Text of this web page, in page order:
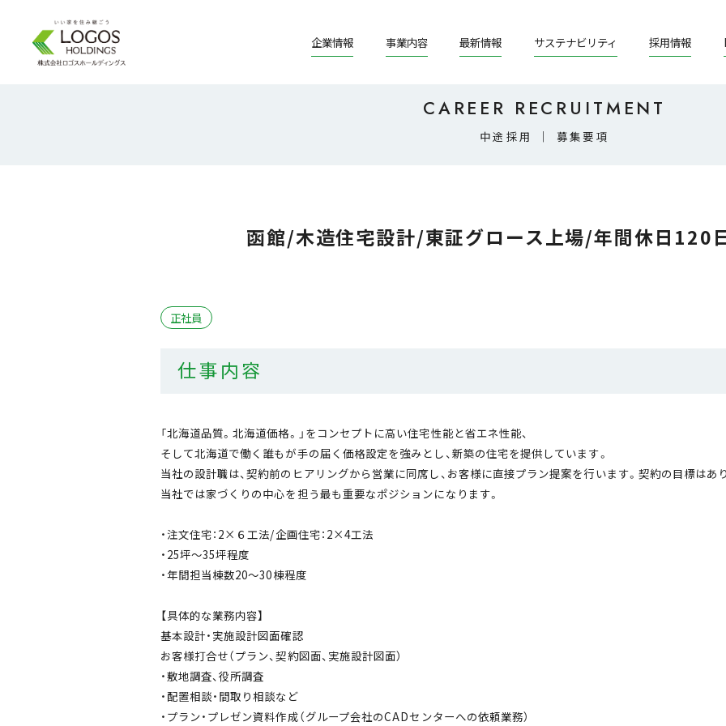
企業情報 事業内容 最新情報 サステナビリティ 採用情報
CAREER RECRUITMENT
中途採用 ｜ 募集要項
函館/木造住宅設計/東証グロース上場/年間休日120
正社員
仕事内容
「北海道品質。北海道価格。」をコンセプトに高い住宅性能と省エネ性能、
そして北海道で働く誰もが手の届く価格設定を強みとし、新築の住宅を提供しています。
当社の設計職は、契約前のヒアリングから営業に同席し、お客様に直接プラン提案を行います。契約の目標はあ
当社では家づくりの中心を担う最も重要なポジションになります。
・注文住宅：2×６工法/企画住宅：2×4工法
・25坪～35坪程度
・年間担当棟数20～30棟程度
【具体的な業務内容】
基本設計・実施設計図面確認
お客様打合せ（プラン、契約図面、実施設計図面）
・敷地調査、役所調査
・配置相談・間取り相談など
・プラン・プレゼン資料作成（グループ会社のCADセンターへの依頼業務）